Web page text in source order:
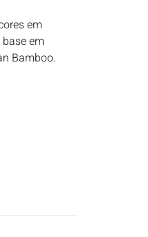
em
em
Bamboo.